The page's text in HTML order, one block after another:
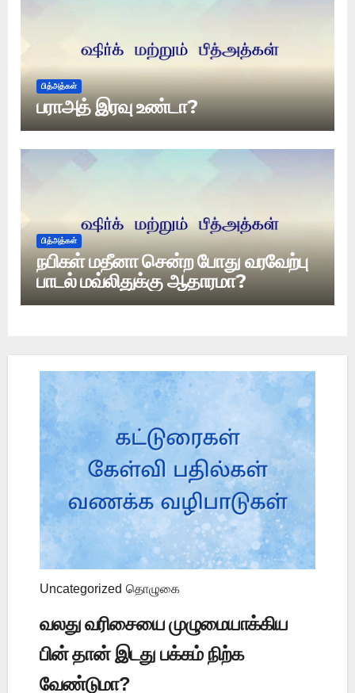
பித்அத்கள்
பராஅத் இரவு உண்டா?
பித்அத்கள்
நபிகள் மதீனா சென்ற போது வரவேற்பு
பாடல் மவ்லிதுக்கு ஆதாரமா?
Uncategorized தொழுகை
வலது வரிசையை முழுமையாக்கிய
பின் தான் இடது பக்கம் நிற்க
வேண்டுமா?